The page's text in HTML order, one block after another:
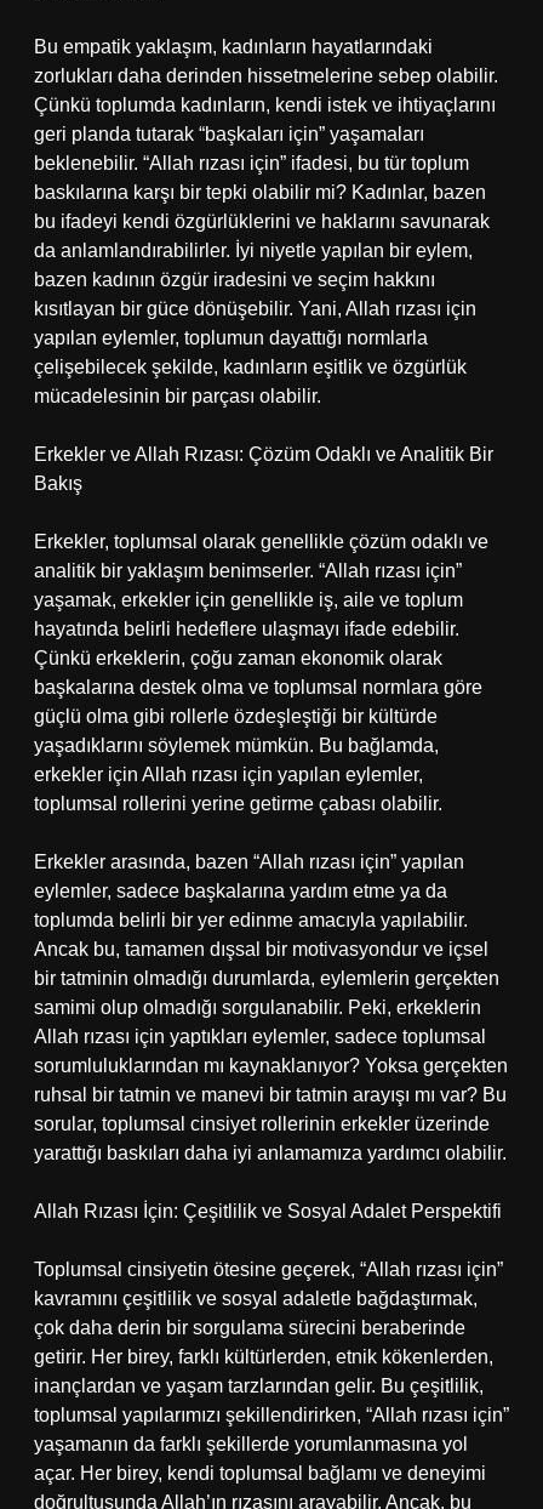
Bu empatik yaklaşım, kadınların hayatlarındaki
zorlukları daha derinden hissetmelerine sebep olabilir.
Çünkü toplumda kadınların, kendi istek ve ihtiyaçlarını
geri planda tutarak “başkaları için” yaşamaları
beklenebilir. “Allah rızası için” ifadesi, bu tür toplum
baskılarına karşı bir tepki olabilir mi? Kadınlar, bazen
bu ifadeyi kendi özgürlüklerini ve haklarını savunarak
da anlamlandırabilirler. İyi niyetle yapılan bir eylem,
bazen kadının özgür iradesini ve seçim hakkını
kısıtlayan bir güce dönüşebilir. Yani, Allah rızası için
yapılan eylemler, toplumun dayattığı normlarla
çelişebilecek şekilde, kadınların eşitlik ve özgürlük
mücadelesinin bir parçası olabilir.
Erkekler ve Allah Rızası: Çözüm Odaklı ve Analitik Bir
Bakış
Erkekler, toplumsal olarak genellikle çözüm odaklı ve
analitik bir yaklaşım benimserler. “Allah rızası için”
yaşamak, erkekler için genellikle iş, aile ve toplum
hayatında belirli hedeflere ulaşmayı ifade edebilir.
Çünkü erkeklerin, çoğu zaman ekonomik olarak
başkalarına destek olma ve toplumsal normlara göre
güçlü olma gibi rollerle özdeşleştiği bir kültürde
yaşadıklarını söylemek mümkün. Bu bağlamda,
erkekler için Allah rızası için yapılan eylemler,
toplumsal rollerini yerine getirme çabası olabilir.
Erkekler arasında, bazen “Allah rızası için” yapılan
eylemler, sadece başkalarına yardım etme ya da
toplumda belirli bir yer edinme amacıyla yapılabilir.
Ancak bu, tamamen dışsal bir motivasyondur ve içsel
bir tatminin olmadığı durumlarda, eylemlerin gerçekten
samimi olup olmadığı sorgulanabilir. Peki, erkeklerin
Allah rızası için yaptıkları eylemler, sadece toplumsal
sorumluluklarından mı kaynaklanıyor? Yoksa gerçekten
ruhsal bir tatmin ve manevi bir tatmin arayışı mı var? Bu
sorular, toplumsal cinsiyet rollerinin erkekler üzerinde
yarattığı baskıları daha iyi anlamamıza yardımcı olabilir.
Allah Rızası İçin: Çeşitlilik ve Sosyal Adalet Perspektifi
Toplumsal cinsiyetin ötesine geçerek, “Allah rızası için”
kavramını çeşitlilik ve sosyal adaletle bağdaştırmak,
çok daha derin bir sorgulama sürecini beraberinde
getirir. Her birey, farklı kültürlerden, etnik kökenlerden,
inançlardan ve yaşam tarzlarından gelir. Bu çeşitlilik,
toplumsal yapılarımızı şekillendirirken, “Allah rızası için”
yaşamanın da farklı şekillerde yorumlanmasına yol
açar. Her birey, kendi toplumsal bağlamı ve deneyimi
doğrultusunda Allah’ın rızasını arayabilir. Ancak, bu